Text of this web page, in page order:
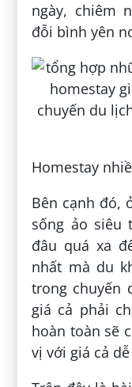
ngày, chiêm
đỗi bình yên
Homestay
Bên cạnh đó,
sống ảo siêu
đâu quá xa
nhất mà du
trong chuyến
giá cả phải
hoàn toàn sẽ
vị với giá cả